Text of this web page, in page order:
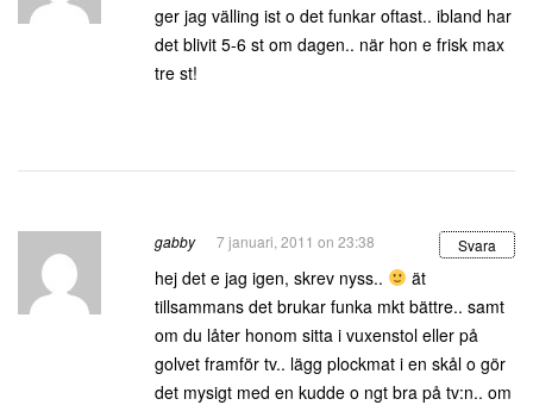
ger jag välling ist o det funkar oftast.. ibland har
det blivit 5-6 st om dagen.. när hon e frisk max
tre st!
gabby 7 januari, 2011 on 23:38 Svara
hej det e jag igen, skrev nyss..
ät
tillsammans det brukar funka mkt bättre.. samt
om du låter honom sitta i vuxenstol eller på
golvet framför tv.. lägg plockmat i en skål o gör
det mysigt med en kudde o ngt bra på tv:n.. om